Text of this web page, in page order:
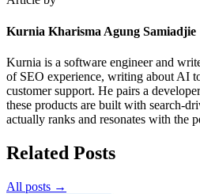
Kurnia Kharisma Agung Samiadjie
Kurnia is a software engineer and
of SEO experience, writing about AI
customer support. He pairs a
these products are built with search-
actually ranks and resonates with the
Related Posts
All posts →